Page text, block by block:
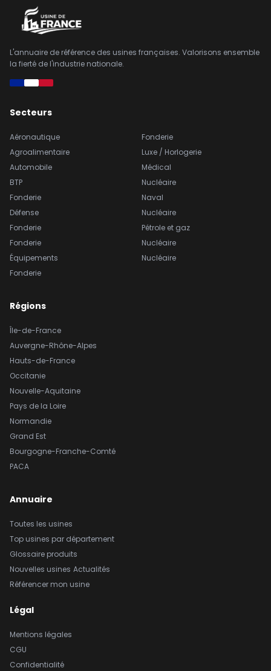
L'annuaire de référence des usines françaises. Valorisons ensemble
la fierté de l'industrie nationale.
Secteurs
Aéronautique
Agroalimentaire
Automobile
BTP
Fonderie
Défense
Fonderie
Fonderie
Équipements
Fonderie
Fonderie
Luxe / Horlogerie
Médical
Nucléaire
Naval
Nucléaire
Pétrole et gaz
Nucléaire
Nucléaire
Régions
Île-de-France
Auvergne-Rhône-Alpes
Hauts-de-France
Occitanie
Nouvelle-Aquitaine
Pays de la Loire
Normandie
Grand Est
Bourgogne-Franche-Comté
PACA
Annuaire
Toutes les usines
Top usines par département
Glossaire produits
Nouvelles usines Actualités
Référencer mon usine
Légal
Mentions légales
CGU
Confidentialité